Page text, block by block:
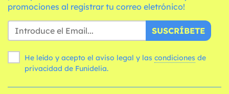
promociones al registrar tu correo eletrónico!
SUSCRÍBETE
He leído y acepto el aviso legal y las condiciones
privacidad de Funidelia.